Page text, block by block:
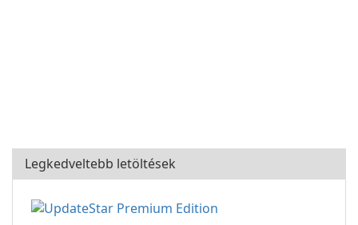
Legkedveltebb letöltések